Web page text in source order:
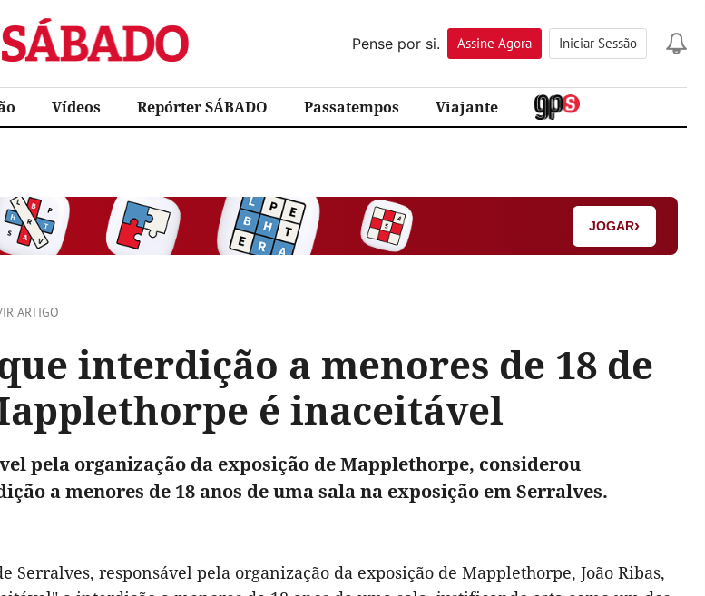
Sábado
Pense por si.
Assine Agora Iniciar Sessão
Vídeos Repórter SÁBADO Passatempos Viajante
JOGAR›
ARTIGO
interdição a menores de 18 de
é inaceitável
pela organização da exposição de Mapplethorpe, considerou
a menores de 18 anos de uma sala na exposição em Serralves.
Serralves, responsável pela organização da exposição de Mapplethorpe, João Ribas,